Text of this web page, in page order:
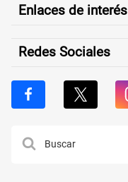
Enlaces de interés
Redes Sociales